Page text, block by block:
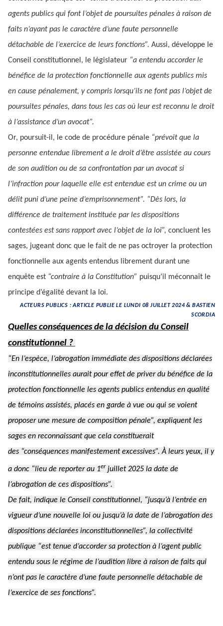
agents publics qui font l’objet de poursuites pénales à raison de
faits n’ayant pas le caractère d’une faute personnelle
détachable de l’exercice de leurs fonctions”. Aussi, développe le
Conseil constitutionnel, le législateur “a entendu accorder le
bénéfice de la protection fonctionnelle aux agents publics mis
en cause pénalement, y compris lorsqu’ils ne font pas l’objet de
poursuites pénales, dans tous les cas où leur est reconnu le droit
à l’assistance d’un avocat”.
Or, poursuit-il, le code de procédure pénale “prévoit que la
personne entendue librement a le droit d’être assistée au cours
de son audition ou de sa confrontation par un avocat si
l’infraction pour laquelle elle est entendue est un crime ou un
délit puni d’une peine d’emprisonnement”. “Dès lors, la
différence de traitement instituée par les dispositions
contestées est sans rapport avec l’objet de la loi”, concluent les
sages, jugeant donc que le fait de ne pas octroyer la protection
fonctionnelle aux agents entendus librement durant une
enquête est “contraire à la Constitution” puisqu’il méconnaît le
principe d’égalité devant la loi.
ACTEURS PUBLICS : ARTICLE PUBLIE LE LUNDI 08 JUILLET 2024 & BASTIEN
SCORDIA
Quelles conséquences de la décision du Conseil
constitutionnel ?
“En l’espèce, l’abrogation immédiate des dispositions déclarées
inconstitutionnelles aurait pour effet de priver du bénéfice de la
protection fonctionnelle les agents publics entendus en qualité
de témoins assistés, placés en garde à vue ou qui se voient
proposer une mesure de composition pénale”, expliquent les
sages en reconnaissant que cela constituerait
des “conséquences manifestement excessives”.À leurs yeux, il y
a donc “lieu de reporter au 1er juillet 2025 la date de
l’abrogation de ces dispositions”.
De fait, indique le Conseil constitutionnel, “jusqu’à l’entrée en
vigueur d’une nouvelle loi ou jusqu’à la date de l’abrogation des
dispositions déclarées inconstitutionnelles”, la collectivité
publique “est tenue d’accorder sa protection à l’agent public
entendu sous le régime de l’audition libre à raison de faits qui
n’ont pas le caractère d’une faute personnelle détachable de
l’exercice de ses fonctions”.